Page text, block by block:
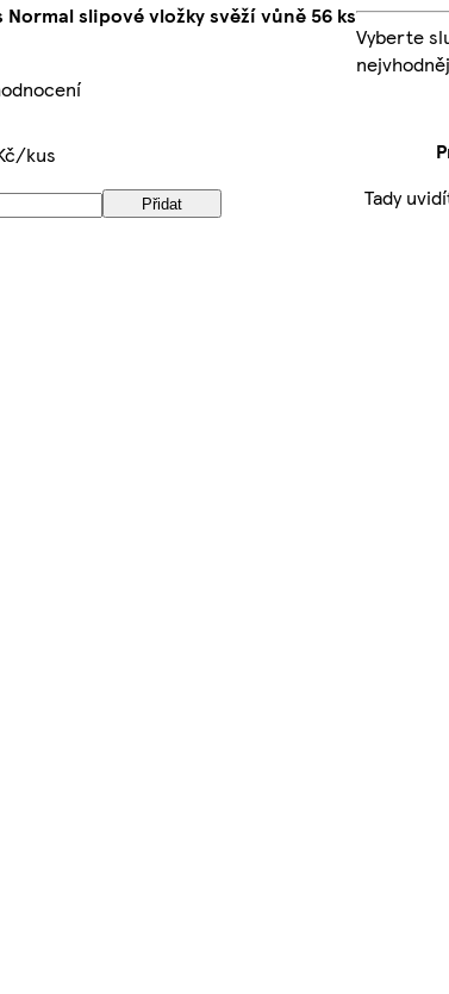
Normal slipové vložky svěží vůně 56 ks
kus
Přidat
Vyberte
Tady